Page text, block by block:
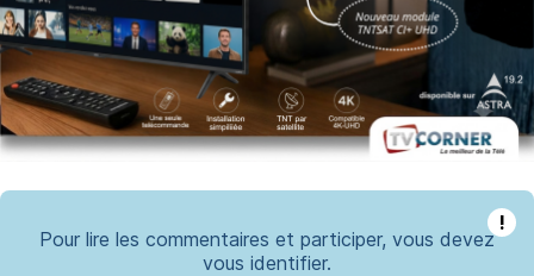
!
Pour lire les commentaires et participer, vous devez
vous identifier.